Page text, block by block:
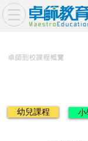
卓師到校課程概覽
幼兒課程 小